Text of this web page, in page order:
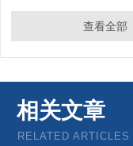
查看全部
相关文章
RELATED ARTICLES